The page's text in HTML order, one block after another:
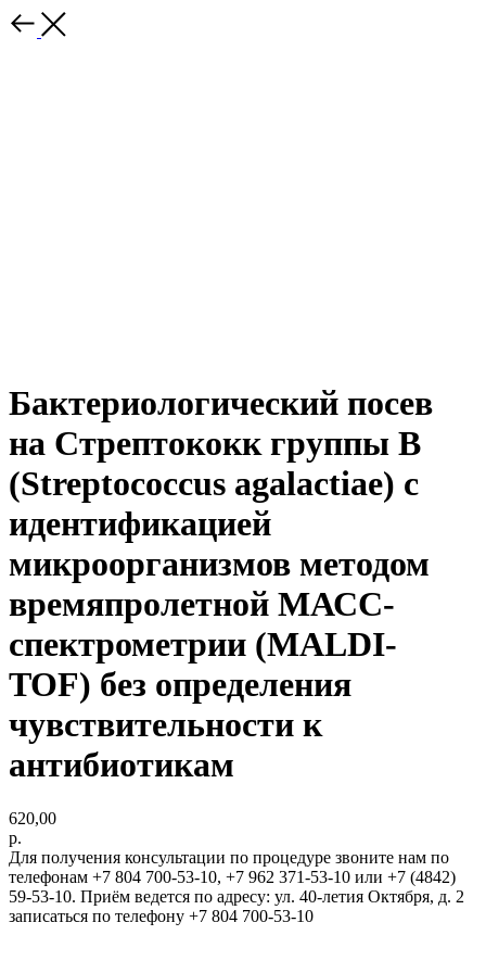
Бактериологический посев
на Стрептококк группы B
(Streptococcus agalactiae) с
идентификацией
микроорганизмов методом
времяпролетной МАСС-
спектрометрии (MALDI-
TOF) без определения
чувствительности к
антибиотикам
620,00
р.
Для получения консультации по процедуре звоните нам по
телефонам +7 804 700-53-10, +7 962 371-53-10 или +7 (4842)
59-53-10. Приём ведется по адресу: ул. 40-летия Октября, д. 2
записаться по телефону +7 804 700-53-10